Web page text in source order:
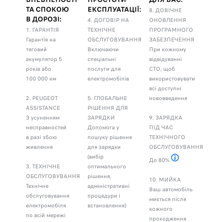
ТА СПОКОЮ
В ДОРОЗІ:
1. ГАРАНТІЯ
Гарантія на
тяговий
акумулятор 5
років або
100 000 км
2. PEUGEOT
ASSISTANCE
З усуненням
несправностей
в разі збою
живлення
3. ТЕХНІЧНЕ
ОБСЛУГОВУВАННЯ
Технічне
обслуговування
електромобіля
по всій мережі
ЕКСПЛУАТАЦІЇ:
4. ДОГОВІР НА
ТЕХНІЧНЕ
ОБСЛУГОВУВАННЯ
Включаючи
спеціальні
послуги для
електромобілів
5. ГЛОБАЛЬНЕ
РІШЕННЯ ДЛЯ
ЗАРЯДКИ
Допомога у
пошуку рішення
для зарядки
(вибір
оптимального
рішення,
адміністративні
процедури і
встановлення)
8. ДОВІЧНЕ
ОНОВЛЕННЯ
ПРОГРАМНОГО
ЗАБЕЗПЕЧЕННЯ
При кожному
відвідуванні
СТО, щоб
використовувати
всі доступні
нововведення
9. ЗАРЯДКА
ПІД ЧАС
ТЕХНІЧНОГО
ОБСЛУГОВУВАННЯ
До 80%
10. МИЙКА
Ваш автомобіль
миється після
кожного
проходження